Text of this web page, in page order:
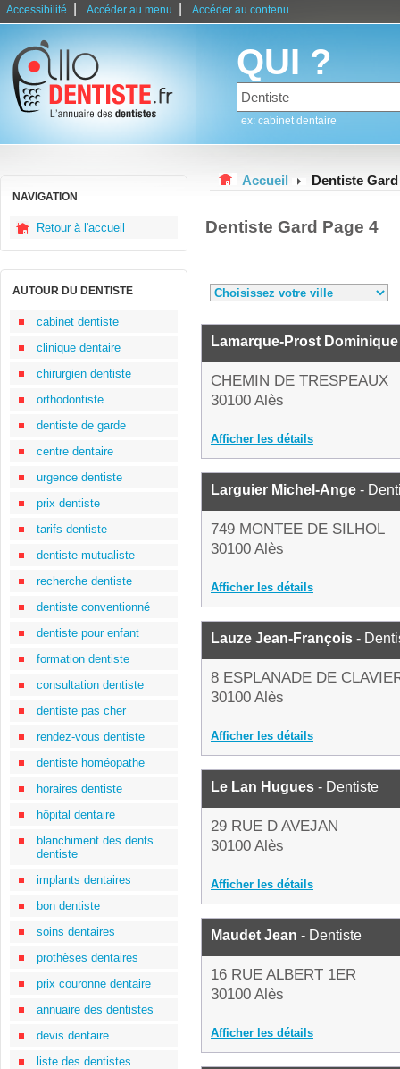
Accessibilité Accéder au menu Accéder au contenu
QUI ?
ex: cabinet dentaire
NAVIGATION
Retour à l'accueil
AUTOUR DU DENTISTE
cabinet dentiste
clinique dentaire
chirurgien dentiste
orthodontiste
dentiste de garde
centre dentaire
urgence dentiste
prix dentiste
tarifs dentiste
dentiste mutualiste
recherche dentiste
dentiste conventionné
dentiste pour enfant
formation dentiste
consultation dentiste
dentiste pas cher
rendez-vous dentiste
dentiste homéopathe
horaires dentiste
hôpital dentaire
blanchiment des dents
dentiste
implants dentaires
bon dentiste
soins dentaires
prothèses dentaires
prix couronne dentaire
annuaire des dentistes
devis dentaire
liste des dentistes
Accueil Dentiste Gard
Dentiste Gard Page 4
Lamarque-Prost Dominique
CHEMIN DE TRESPEAUX
30100 Alès
Afficher les détails
Larguier Michel-Ange -
749 MONTEE DE SILHOL
30100 Alès
Afficher les détails
Lauze Jean-François -
8 ESPLANADE DE
30100 Alès
Afficher les détails
Le Lan Hugues - Dentiste
29 RUE D AVEJAN
30100 Alès
Afficher les détails
Maudet Jean - Dentiste
16 RUE ALBERT 1ER
30100 Alès
Afficher les détails